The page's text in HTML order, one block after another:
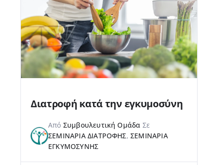
Διατροφή κατά την εγκυμοσύνη
Από Συμβουλευτική Ομάδα Σε
ΣΕΜΙΝΑΡΙΑ ΔΙΑΤΡΟΦΗΣ,ΣΕΜΙΝΑΡΙΑ
ΕΓΚΥΜΟΣΥΝΗΣ